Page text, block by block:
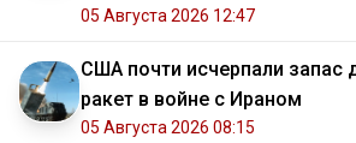
05 Августа 2026 12:47
США почти исчерпали запас
ракет в войне с Ираном
05 Августа 2026 08:15